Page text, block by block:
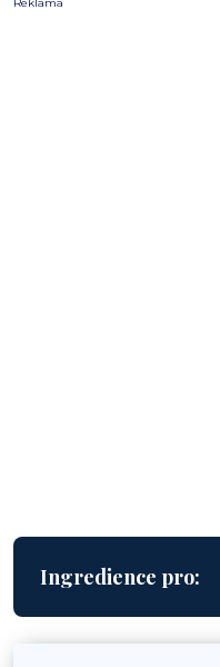
Reklama
Ingredience pro: